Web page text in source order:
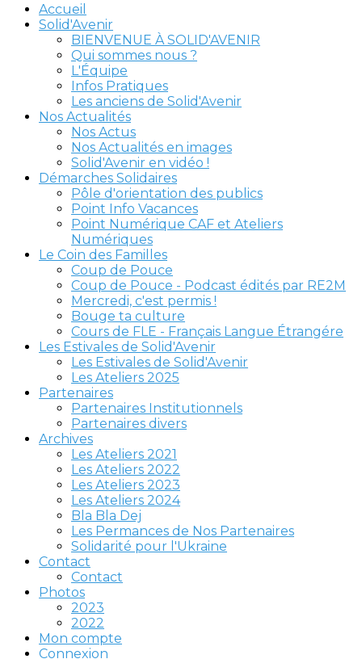
Accueil
Solid'Avenir
BIENVENUE À SOLID'AVENIR
Qui sommes nous ?
L'Équipe
Infos Pratiques
Les anciens de Solid'Avenir
Nos Actualités
Nos Actus
Nos Actualités en images
Solid'Avenir en vidéo !
Démarches Solidaires
Pôle d'orientation des publics
Point Info Vacances
Point Numérique CAF et Ateliers
Numériques
Le Coin des Familles
Coup de Pouce
Coup de Pouce - Podcast édités par RE2M
Mercredi, c'est permis !
Bouge ta culture
Cours de FLE - Français Langue Étrangére
Les Estivales de Solid'Avenir
Les Estivales de Solid'Avenir
Les Ateliers 2025
Partenaires
Partenaires Institutionnels
Partenaires divers
Archives
Les Ateliers 2021
Les Ateliers 2022
Les Ateliers 2023
Les Ateliers 2024
Bla Bla Dej
Les Permances de Nos Partenaires
Solidarité pour l'Ukraine
Contact
Contact
Photos
2023
2022
Mon compte
Connexion